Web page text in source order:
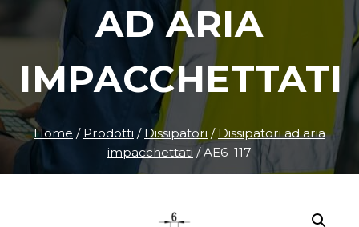
AD ARIA
IMPACCHETTATI
Home / Prodotti / Dissipatori / Dissipatori ad aria
impacchettati / AE6_117